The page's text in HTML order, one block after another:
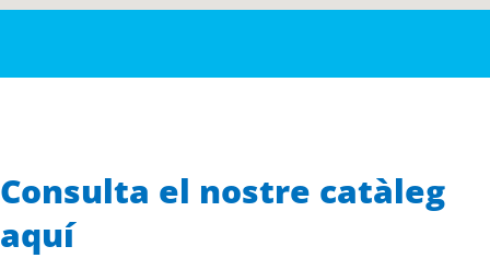
Consulta el nostre catàleg
aquí